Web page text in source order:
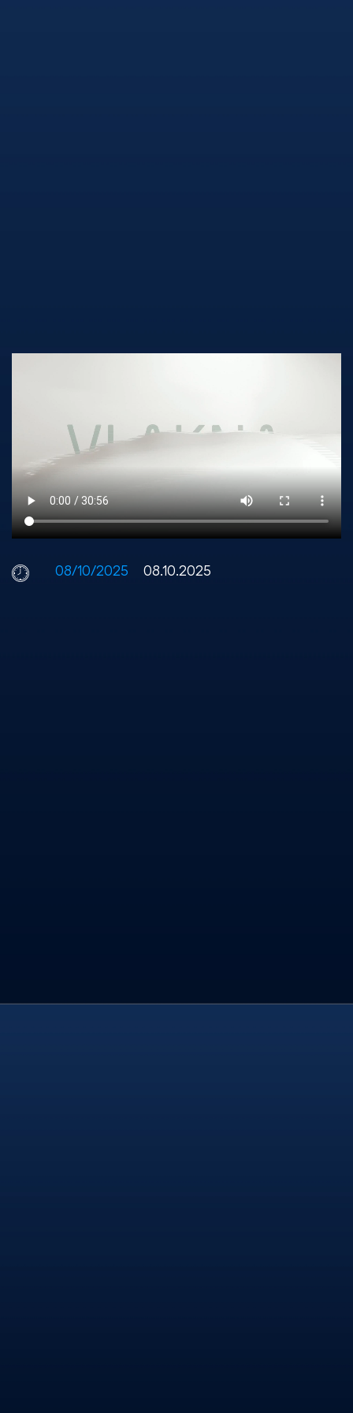
08/10/2025 08.10.2025